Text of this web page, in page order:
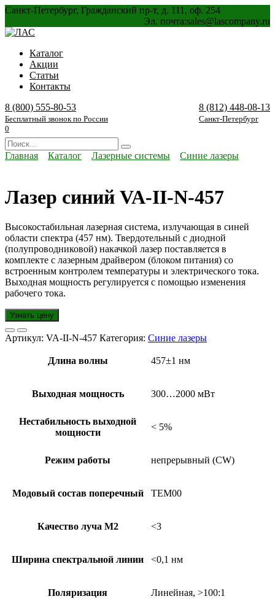
Перейти
содержанию
Санкт-Петербург, Гражданский пр-т, д. 111, оф. 254
Эл. почта:sales@lascompany.ru
Каталог
Акции
Статьи
Контакты
8 (800) 555-80-53
Бесплатный звонок по России
8 (812) 448-08-13
Санкт-Петербург
0
Search
for:
Главная Каталог Лазерные системы Синие лазеры
Лазер синий VA-II-N-457
Высокостабильная лазерная система, излучающая в синей
области спектра (457 нм). Твердотельный с диодной
(полупроводниковой) накачкой лазер поставляется в
комплекте с лазерным драйвером (блоком питания) со
встроенным контролем температуры и электрического тока.
Выходная мощность регулируется с помощью изменения
рабочего тока.
Узнать цену
Артикул: VA-II-N-457 Категория: Синие лазеры
Длина волны 457±1 нм
Выходная мощность 300…2000 мВт
Нестабильность выходной
мощности
< 5%
Режим работы непрерывный (CW)
Модовый состав поперечный TEM00
Качество луча М2 <3
Ширина спектральной линии <0,1 нм
Поляризация Линейная, >100:1